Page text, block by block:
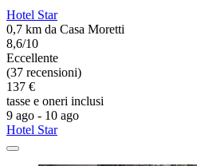
Hotel Star
0,7 km da Casa Moretti
8,6/10
Eccellente
(37 recensioni)
137 €
tasse e oneri inclusi
9 ago - 10 ago
Hotel Star